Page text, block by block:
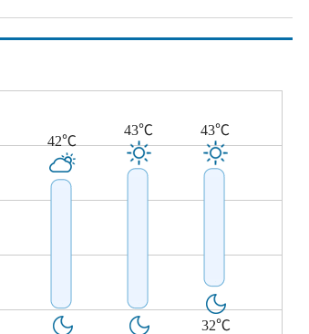
42℃
43℃ 43℃
32℃